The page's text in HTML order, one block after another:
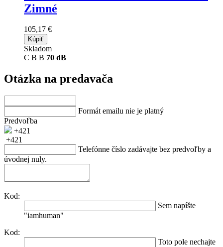
Zimné
105,17 €
Kúpiť
Skladom
C B B 70 dB
Otázka na predavača
Formát emailu nie je platný
Predvoľba
+421
+421
Telefónne číslo zadávajte bez predvoľby a
úvodnej nuly.
Kod:
Sem napíšte
"iamhuman"
Kod:
Toto pole nechajte